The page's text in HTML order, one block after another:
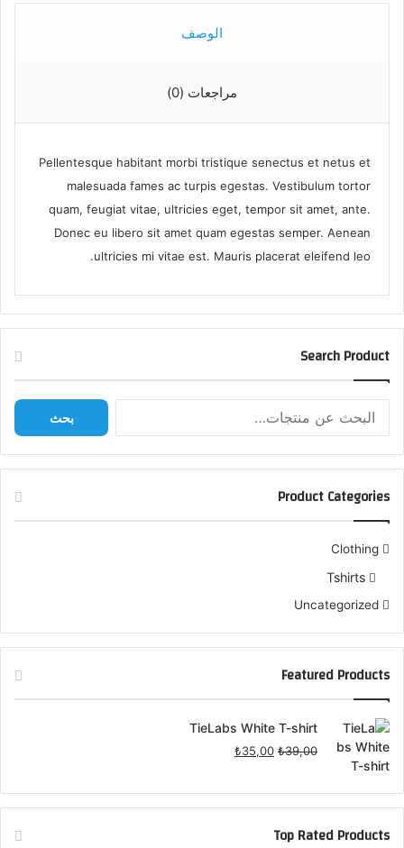
الوصف
مراجعات (0)
Pellentesque habitant morbi tristique senectus et netus et
malesuada fames ac turpis egestas. Vestibulum tortor
quam, feugiat vitae, ultricies eget, tempor sit amet, ante.
Donec eu libero sit amet quam egestas semper. Aenean
ultricies mi vitae est. Mauris placerat eleifend leo.
Search Product
عن:
بحث
Product Categories
Clothing
Tshirts
Uncategorized
Featured Products
TieLabs White T-shirt
₺39,00
السعر
₺39,00.
₺35,00 السعر
₺35,00.
Top Rated Products